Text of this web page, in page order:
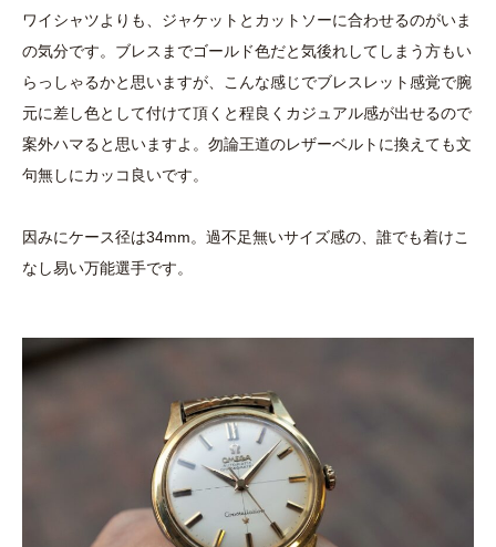
ワイシャツよりも、ジャケットとカットソーに合わせるのがいま
の気分です。ブレスまでゴールド色だと気後れしてしまう方もい
らっしゃるかと思いますが、こんな感じでブレスレット感覚で腕
元に差し色として付けて頂くと程良くカジュアル感が出せるので
案外ハマると思いますよ。勿論王道のレザーベルトに換えても文
句無しにカッコ良いです。
因みにケース径は34mm。過不足無いサイズ感の、誰でも着けこ
なし易い万能選手です。